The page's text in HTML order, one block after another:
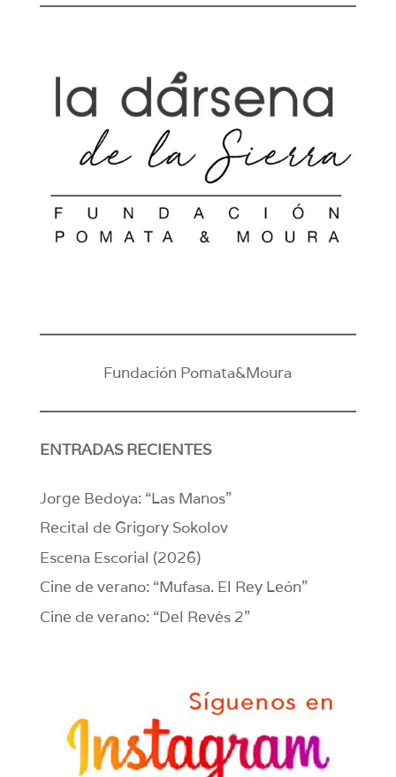
Fundación Pomata&Moura
ENTRADAS RECIENTES
Jorge Bedoya: “Las Manos”
Recital de Grigory Sokolov
Escena Escorial (2026)
Cine de verano: “Mufasa. El Rey León”
Cine de verano: “Del Revés 2”